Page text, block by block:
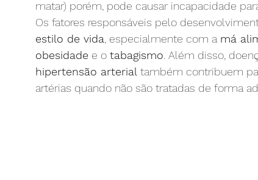
matar) porém, pode causar incapacidade
Os fatores responsáveis pelo
estilo de vida , especialmente com a má
obesidade e o tabagismo . Além disso,
hipertensão arterial também contribuem
artérias quando não são tratadas de forma